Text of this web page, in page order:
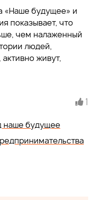
«Наше будущее» и
показывает, что
чем налаженный
людей,
живут,
1
будущее